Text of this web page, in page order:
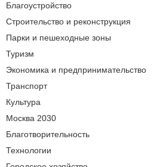
Благоустройство
Строительство и реконструкция
Парки и пешеходные зоны
Туризм
Экономика и предпринимательство
Транспорт
Культура
Москва 2030
Благотворительность
Технологии